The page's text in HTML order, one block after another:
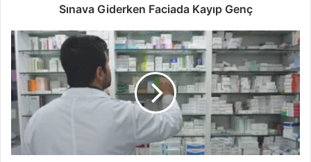
k
e
n
F
c
a
d
Sınava Giderken Faciada Kayıp Genç
N
ö
b
e
ç
E
c